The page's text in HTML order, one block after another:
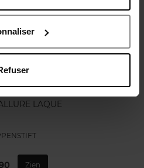
LAQUE
Zien